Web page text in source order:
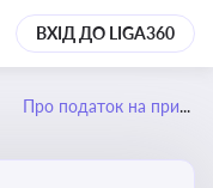
ВХІД ДО LIGA360
Про податок на прибуток